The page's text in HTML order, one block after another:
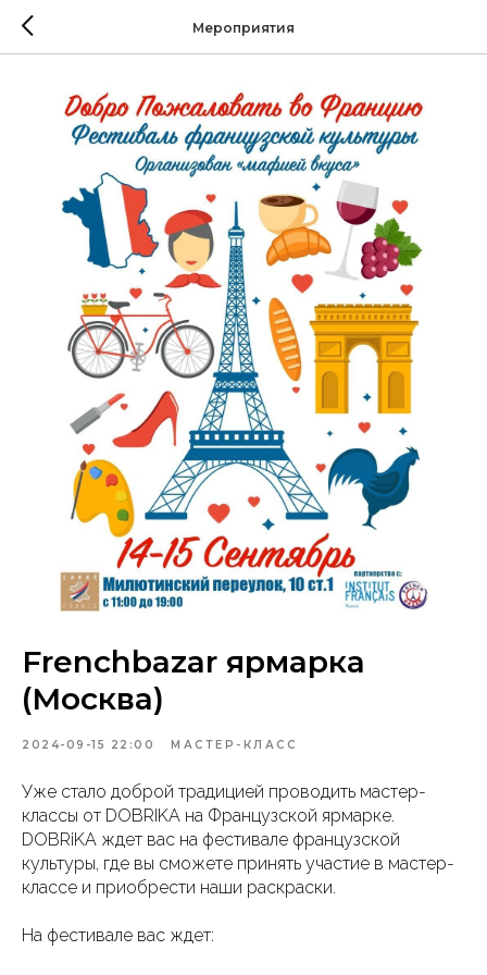
Мероприятия
Frenchbazar ярмарка
(Москва)
2024-09-15 22:00 МАСТЕР-КЛАСС
Уже стало доброй традицией проводить мастер-
классы от DOBRIKA на Французской ярмарке.
DOBRiKA ждет вас на фестивале французской
культуры, где вы сможете принять участие в мастер-
классе и приобрести наши раскраски.
На фестивале вас ждет: